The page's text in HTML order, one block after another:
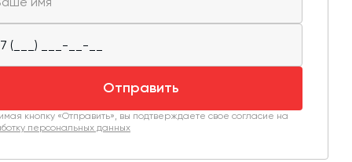
Отправить
кнопку «Отправить», вы подтверждаете свое согласие на
персональных данных